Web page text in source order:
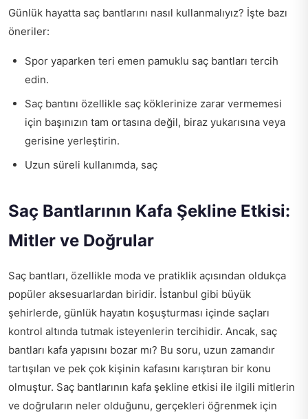
Günlük hayatta saç bantlarını nasıl kullanmalıyız? İşte bazı
öneriler:
Spor yaparken teri emen pamuklu saç bantları tercih
edin.
Saç bantını özellikle saç köklerinize zarar vermemesi
için başınızın tam ortasına değil, biraz yukarısına veya
gerisine yerleştirin.
Uzun süreli kullanımda, saç
Saç Bantlarının Kafa Şekline Etkisi:
Mitler ve Doğrular
Saç bantları, özellikle moda ve pratiklik açısından oldukça
popüler aksesuarlardan biridir. İstanbul gibi büyük
şehirlerde, günlük hayatın koşuşturması içinde saçları
kontrol altında tutmak isteyenlerin tercihidir. Ancak, saç
bantları kafa yapısını bozar mı? Bu soru, uzun zamandır
tartışılan ve pek çok kişinin kafasını karıştıran bir konu
olmuştur. Saç bantlarının kafa şekline etkisi ile ilgili mitlerin
ve doğruların neler olduğunu, gerçekleri öğrenmek için